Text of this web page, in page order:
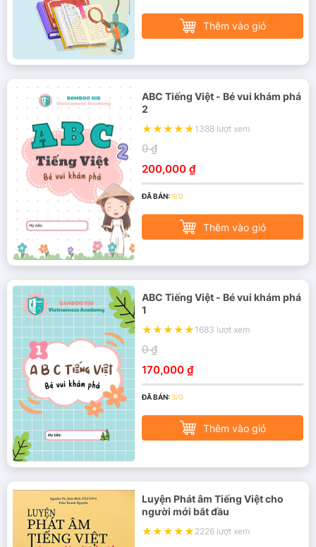
Thêm vào giỏ
ABC Tiếng Việt - Bé vui khám phá
2
1388 lượt xem
0 ₫
200,000 ₫
ĐÃ BÁN:5/0
Thêm vào giỏ
ABC Tiếng Việt - Bé vui khám phá
1
1683 lượt xem
0 ₫
170,000 ₫
ĐÃ BÁN:5/0
Thêm vào giỏ
Luyện Phát âm Tiếng Việt cho
người mới bắt đầu
2226 lượt xem